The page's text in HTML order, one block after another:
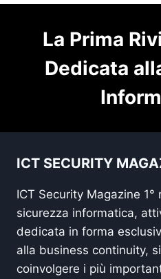
La Prima
Dedicata
ICT SECURITY
ICT Security Magazine
sicurezza informatica,
dedicata in forma
alla business continuity,
coinvolgere i più